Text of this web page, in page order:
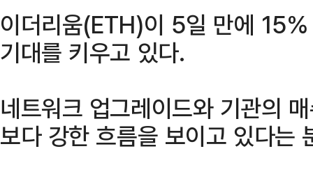
이더리움(ETH)이 5일 만에
기대를 키우고 있다.
네트워크 업그레이드와 기관의
보다 강한 흐름을 보이고 있다는